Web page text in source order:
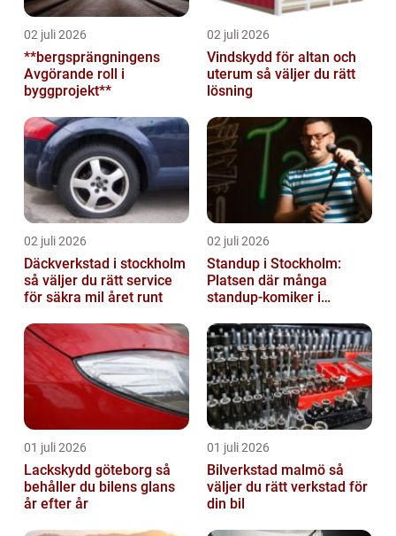
02 juli 2026
**bergsprängningens
Avgörande roll i
byggprojekt**
02 juli 2026
Vindskydd för altan och
uterum så väljer du rätt
lösning
02 juli 2026
Däckverkstad i stockholm
så väljer du rätt service
för säkra mil året runt
02 juli 2026
Standup i Stockholm:
Platsen där många
standup-komiker i
01 juli 2026
Lackskydd göteborg så
behåller du bilens glans
år efter år
01 juli 2026
Bilverkstad malmö så
väljer du rätt verkstad för
din bil